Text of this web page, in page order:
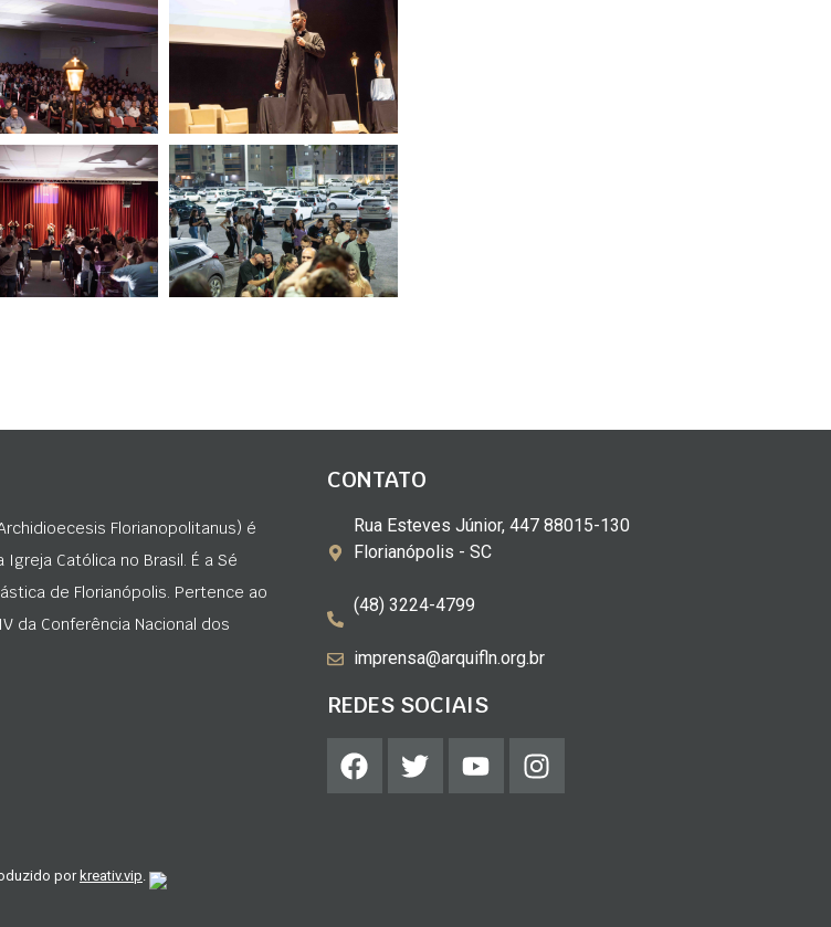
Florianopolitanus) é
Católica no Brasil. É a Sé
de Florianópolis. Pertence ao
da Conferência Nacional dos
CONTATO
Rua Esteves Júnior, 447 88015-130
Florianópolis - SC
(48) 3224-4799
imprensa@arquifln.org.br
REDES SOCIAIS
por kreativ.vip.